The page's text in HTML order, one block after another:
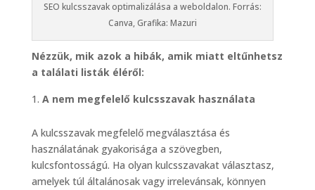
SEO kulcsszavak optimalizálása a weboldalon. Forrás:
Canva, Grafika: Mazuri
Nézzük, mik azok a hibák, amik miatt eltűnhetsz
a találati listák éléről:
A nem megfelelő kulcsszavak használata
A kulcsszavak megfelelő megválasztása és
használatának gyakorisága a szövegben,
kulcsfontosságú. Ha olyan kulcsszavakat választasz,
amelyek túl általánosak vagy irrelevánsak, könnyen